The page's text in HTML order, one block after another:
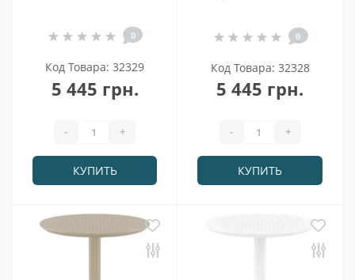
0
Код Товара: 32329
5 445 грн.
- +
КУПИТЬ
0
Код Товара: 32328
5 445 грн.
- +
КУПИТЬ